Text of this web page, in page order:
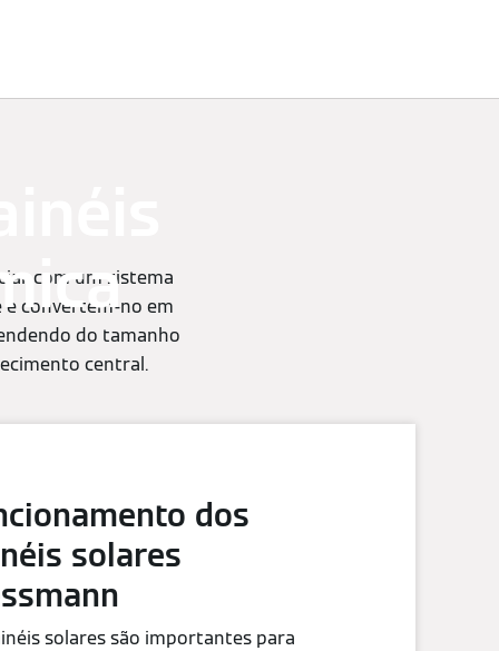
com um sistema
e convertem-no em
do tamanho
central.
dos
solares
solares são importantes para